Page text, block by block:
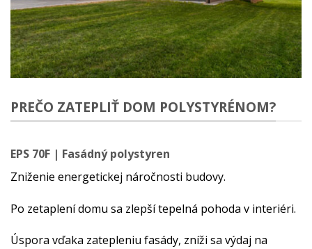
PREČO ZATEPLIŤ DOM POLYSTYRÉNOM?
EPS 70F | Fasádný polystyren
Zniženie energetickej náročnosti budovy.
Po zetaplení domu sa zlepší tepelná pohoda v interiéri.
Úspora vďaka zatepleniu fasády, zníži sa výdaj na